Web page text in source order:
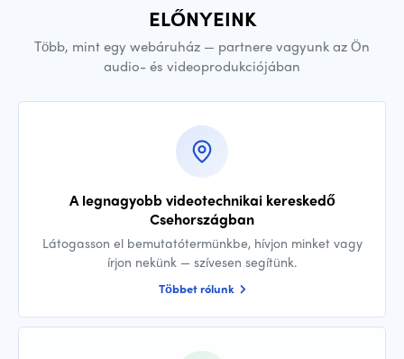
ELŐNYEINK
Több, mint egy webáruház — partnere vagyunk az Ön
audio- és videoprodukciójában
A legnagyobb videotechnikai kereskedő
Csehországban
Látogasson el bemutatótermünkbe, hívjon minket vagy
írjon nekünk — szívesen segítünk.
Többet rólunk